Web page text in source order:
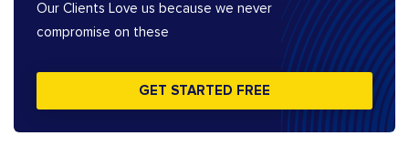
Our Clients Love us because we never
compromise on these
GET STARTED FREE